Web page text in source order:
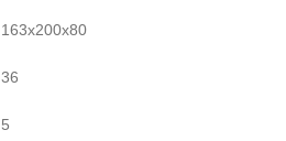
163x200x80
36
5